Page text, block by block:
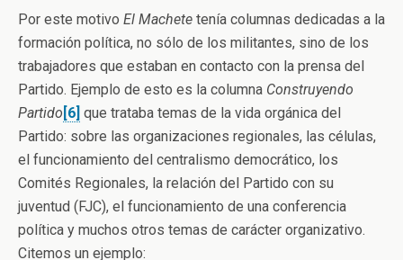
Por este motivo El Machete tenía columnas dedicadas a la
formación política, no sólo de los militantes, sino de los
trabajadores que estaban en contacto con la prensa del
Partido. Ejemplo de esto es la columna Construyendo
Partido [6] que trataba temas de la vida orgánica del
Partido: sobre las organizaciones regionales, las células,
el funcionamiento del centralismo democrático, los
Comités Regionales, la relación del Partido con su
juventud (FJC), el funcionamiento de una conferencia
política y muchos otros temas de carácter organizativo.
Citemos un ejemplo: